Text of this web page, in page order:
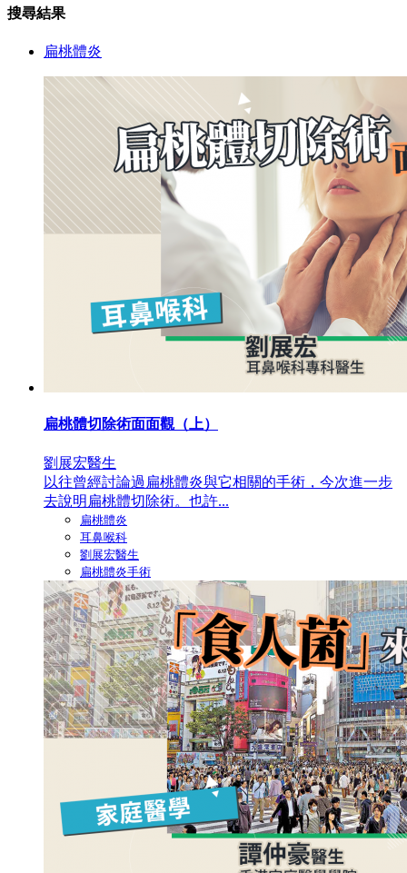
搜尋結果
扁桃體炎
扁桃體切除術面面觀（上）
劉展宏醫生
以往曾經討論過扁桃體炎與它相關的手術，今次進一步
去說明扁桃體切除術。也許...
扁桃體炎
耳鼻喉科
劉展宏醫生
扁桃體炎手術